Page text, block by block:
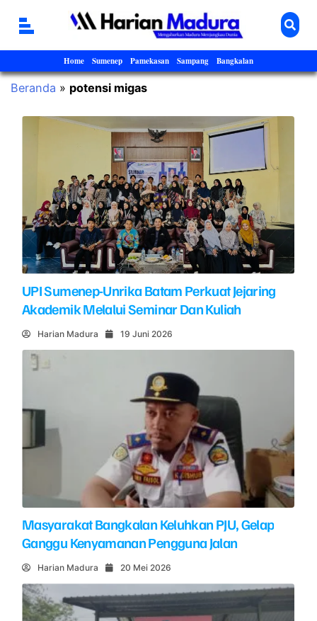
Home Sumenep Pamekasan Sampang Bangkalan
Beranda » potensi migas
UPI Sumenep-Unrika Batam Perkuat Jejaring
Akademik Melalui Seminar Dan Kuliah
Harian Madura 19 Juni 2026
Masyarakat Bangkalan Keluhkan PJU, Gelap
Ganggu Kenyamanan Pengguna Jalan
Harian Madura 20 Mei 2026